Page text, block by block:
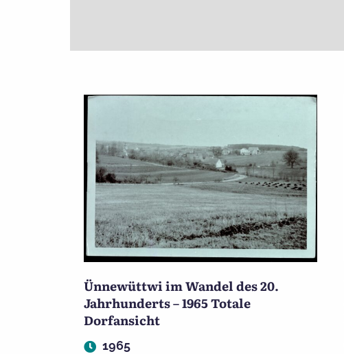
Ünnewüttwi im Wandel des 20.
Jahrhunderts – 1965 Totale
Dorfansicht
1965